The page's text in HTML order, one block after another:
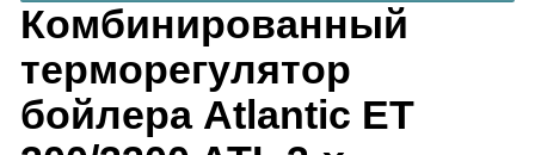
Комбинированный
терморегулятор
бойлера Atlantic ET